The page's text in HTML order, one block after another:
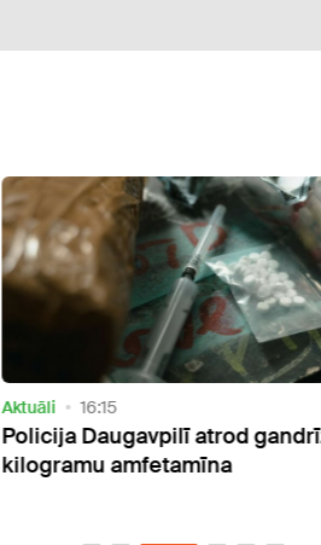
Aktuāli 16:15
Policija Daugavpilī atrod
kilogramu amfetamīna